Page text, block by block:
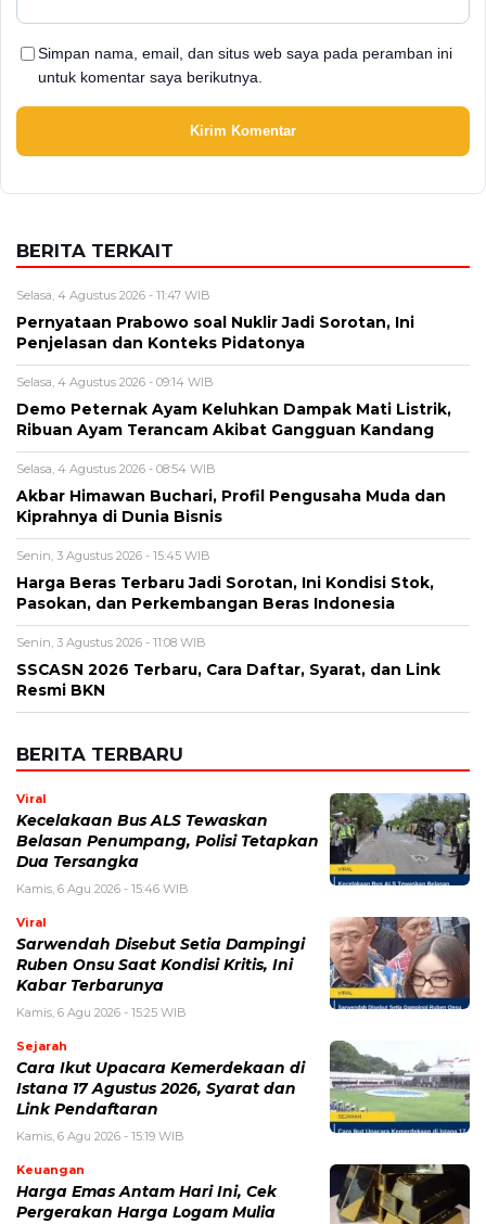
Simpan nama, email, dan situs web saya pada peramban ini
untuk komentar saya berikutnya.
BERITA TERKAIT
Selasa, 4 Agustus 2026 - 11:47 WIB
Pernyataan Prabowo soal Nuklir Jadi Sorotan, Ini
Penjelasan dan Konteks Pidatonya
Selasa, 4 Agustus 2026 - 09:14 WIB
Demo Peternak Ayam Keluhkan Dampak Mati Listrik,
Ribuan Ayam Terancam Akibat Gangguan Kandang
Selasa, 4 Agustus 2026 - 08:54 WIB
Akbar Himawan Buchari, Profil Pengusaha Muda dan
Kiprahnya di Dunia Bisnis
Senin, 3 Agustus 2026 - 15:45 WIB
Harga Beras Terbaru Jadi Sorotan, Ini Kondisi Stok,
Pasokan, dan Perkembangan Beras Indonesia
Senin, 3 Agustus 2026 - 11:08 WIB
SSCASN 2026 Terbaru, Cara Daftar, Syarat, dan Link
Resmi BKN
BERITA TERBARU
Viral
Kecelakaan Bus ALS Tewaskan
Belasan Penumpang, Polisi Tetapkan
Dua Tersangka
Kamis, 6 Agu 2026 - 15:46 WIB
Viral
Sarwendah Disebut Setia Dampingi
Ruben Onsu Saat Kondisi Kritis, Ini
Kabar Terbarunya
Kamis, 6 Agu 2026 - 15:25 WIB
Sejarah
Cara Ikut Upacara Kemerdekaan di
Istana 17 Agustus 2026, Syarat dan
Link Pendaftaran
Kamis, 6 Agu 2026 - 15:19 WIB
Keuangan
Harga Emas Antam Hari Ini, Cek
Pergerakan Harga Logam Mulia